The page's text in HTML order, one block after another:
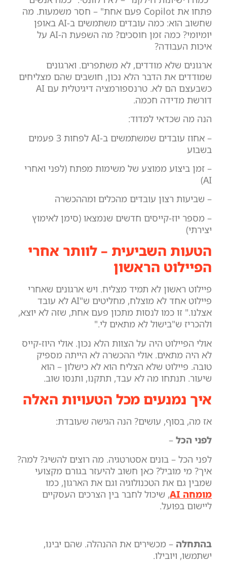
פתחו את Copilot פעם אחת" – חסר משמעות. מה
שחשוב הוא: כמה עובדים משתמשים ב-AI באופן
יומיומי? כמה זמן חוסכים? מה השפעת ה-AI על
איכות העבודה?
ארגונים שלא מודדים, לא משתפרים. וארגונים
שמודדים את הדבר הלא נכון, חושבים שהם מצליחים
כשבעצם הם לא. טרנספורמציה דיגיטלית עם AI
דורשת מדידה חכמה.
הנה מה שכדאי למדוד:
– אחוז עובדים שמשתמשים ב-AI לפחות 3 פעמים
בשבוע
– זמן ביצוע ממוצע של משימות מפתח (לפני ואחרי
AI)
– שביעות רצון עובדים מהכלים ומההכשרה
– מספר יוז-קייסים חדשים שנמצאו (סימן לאימוץ
יצירתי)
הטעות השביעית – לוותר אחרי
הפיילוט הראשון
פיילוט ראשון לא תמיד מצליח. ויש ארגונים שאחרי
פיילוט אחד לא מוצלח, מחליטים ש"AI לא עובד
אצלנו." זו כמו לנסות מתכון פעם אחת, שזה לא יוצא,
ולהכריז ש"בישול לא מתאים לי."
אולי הפיילוט היה על הצוות הלא נכון. אולי היוז-קייס
לא היה מתאים. אולי ההכשרה לא הייתה מספיק
טובה. פיילוט שלא הצליח הוא לא כישלון – הוא
שיעור. תנתחו מה לא עבד, תתקנו, ותנסו שוב.
איך נמנעים מכל הטעויות האלה
אז מה, בסוף, עושים? הנה הגישה שעובדת:
לפני הכל –
לפני הכל – בונים אסטרטגיה. מה רוצים להשיג? למה?
איך? מי מוביל? כאן חשוב להיעזר בגורם מקצועי
שמבין גם את הטכנולוגיה וגם את הארגון, כמו
מומחה AI
, שיכול לחבר בין הצרכים העסקיים
ליישום בפועל.
בהתחלה – מכשירים את ההנהלה. שהם יבינו,
ישתמשו, ויובילו.